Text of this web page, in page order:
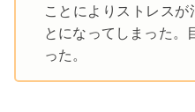
ことによりストレス
とになってしまった。
った。